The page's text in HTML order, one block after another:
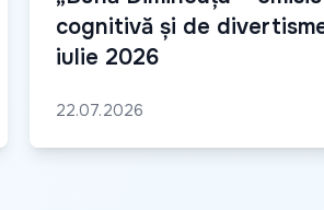
cognitivă și de
iulie 2026
22.07.2026